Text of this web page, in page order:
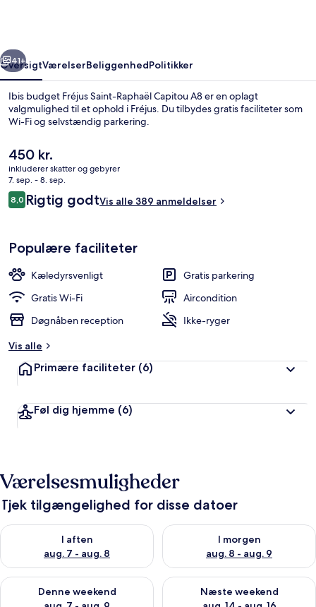
A8
Næste
41+
OversigtVærelserBeliggenhedPolitikker
Ibis budget Fréjus Saint-Raphaël Capitou A8 er en oplagt
valgmulighed til et ophold i Fréjus. Du tilbydes gratis faciliteter som
Wi-Fi og selvstændig parkering.
Den
nuværende
pris
er
450 kr.
450 kr.
inkluderer skatter og gebyrer
7. sep. - 8. sep.
Anmeldelser
8,08,0 ud af 10.
Rigtig godtVis alle 389 anmeldelser
Populære faciliteter
Kæledyrsvenligt
Gratis parkering
Gratis Wi-Fi
Aircondition
Døgnåben reception
Ikke-ryger
Vis alle
Primære faciliteter (6)
Føl dig hjemme (6)
Værelsesmuligheder
Tjek tilgængelighed for disse datoer
I aften
aug. 7 - aug. 8
Tjek tilgængelighed for i aften aug. 7 - aug. 8
I morgen
aug. 8 - aug. 9
Tjek tilgængelighed for i
Denne weekend
Tjek tilgængelighed for denne weekend aug. 7 - aug. 9
Næste weekend
Tjek tilgængelighed for næste